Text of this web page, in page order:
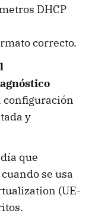
DHCP
correcto.
configuración
y
que
se usa
(UE-